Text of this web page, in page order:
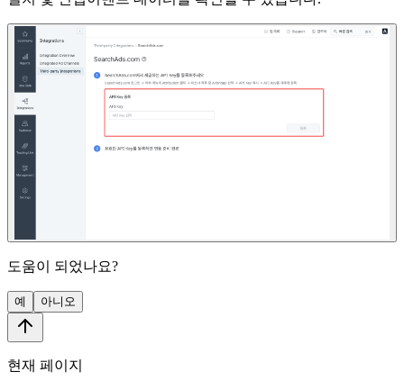
도움이 되었나요?
예 아니오
현재 페이지